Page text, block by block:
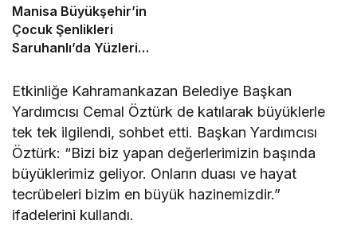
Manisa Büyükşehir’in
Çocuk Şenlikleri
Saruhanlı’da Yüzleri
Etkinliğe Kahramankazan Belediye Başkan
Yardımcısı Cemal Öztürk de katılarak büyüklerle
tek tek ilgilendi, sohbet etti. Başkan Yardımcısı
Öztürk: “Bizi biz yapan değerlerimizin başında
büyüklerimiz geliyor. Onların duası ve hayat
tecrübeleri bizim en büyük hazinemizdir.”
ifadelerini kullandı.